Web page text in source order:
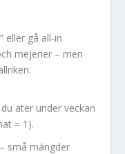
eller gå all‑in
mejerier – men
äter under veckan
= 1).
små mängder